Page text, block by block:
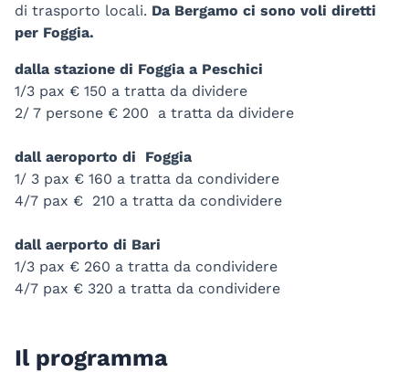
di trasporto locali. Da Bergamo ci sono voli diretti
per Foggia.
dalla stazione di Foggia a Peschici
1/3 pax € 150 a tratta da dividere
2/ 7 persone € 200 a tratta da dividere
dall aeroporto di Foggia
1/ 3 pax € 160 a tratta da condividere
4/7 pax € 210 a tratta da condividere
dall aerporto di Bari
1/3 pax € 260 a tratta da condividere
4/7 pax € 320 a tratta da condividere
Il programma